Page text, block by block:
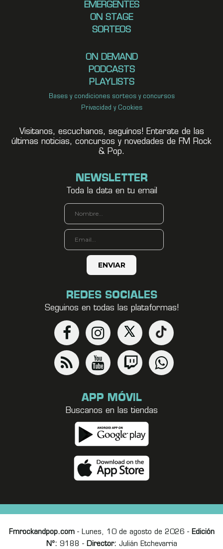
EMERGENTES
ON STAGE
SORTEOS
ON DEMAND
PODCASTS
PLAYLISTS
Bases y condiciones sorteos y concursos
Privacidad y Cookies
Visitanos, escuchanos, seguínos! Enterate de las
últimas noticias, concursos y novedades de FM Rock
& Pop.
NEWSLETTER
Toda la data en tu email
REDES SOCIALES
Seguinos en todas las plataformas!
APP MÓVIL
Buscanos en las tiendas
Fmrockandpop.com- Lunes, 10 de agosto de 2026 - Edición
Nº: 9188 - Director: Julián Etchevarria